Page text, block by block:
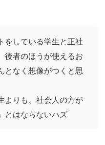
をしている学生と正社
後者のほうが使えるお
となく想像がつくと思
よりも、社会人の方が
とはならないハズ